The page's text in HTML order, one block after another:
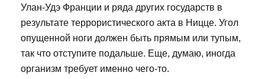
Улан-Удэ Франции и ряда других государств в
результате террористического акта в Ницце. Угол
опущенной ноги должен быть прямым или тупым,
так что отступите подальше. Еще, думаю, иногда
организм требует именно чего-то.